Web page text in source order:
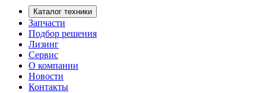
Каталог техники
Запчасти
Подбор решения
Лизинг
Сервис
О компании
Новости
Контакты